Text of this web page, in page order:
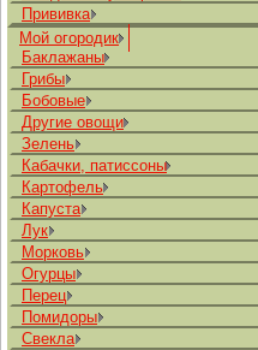
Прививка
Мой огородик
Баклажаны
Грибы
Бобовые
Другие овощи
Зелень
Кабачки, патиссоны
Картофель
Капуста
Лук
Морковь
Огурцы
Перец
Помидоры
Свекла